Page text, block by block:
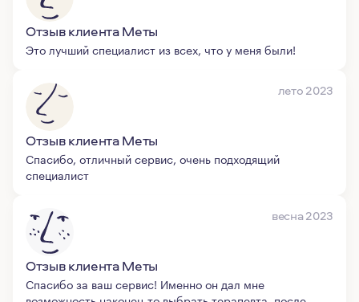
Отзыв клиента Меты
Это лучший специалист из всех, что у меня были!
лето 2023
Отзыв клиента Меты
Спасибо, отличный сервис, очень подходящий
специалист
весна 2023
Отзыв клиента Меты
Спасибо за ваш сервис! Именно он дал мне